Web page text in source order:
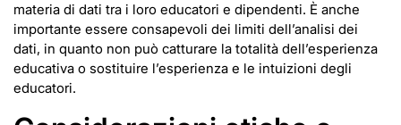
materia di dati tra i loro educatori e dipendenti. È anche
importante essere consapevoli dei limiti dell’analisi dei
dati, in quanto non può catturare la totalità dell’esperienza
educativa o sostituire l’esperienza e le intuizioni degli
educatori.